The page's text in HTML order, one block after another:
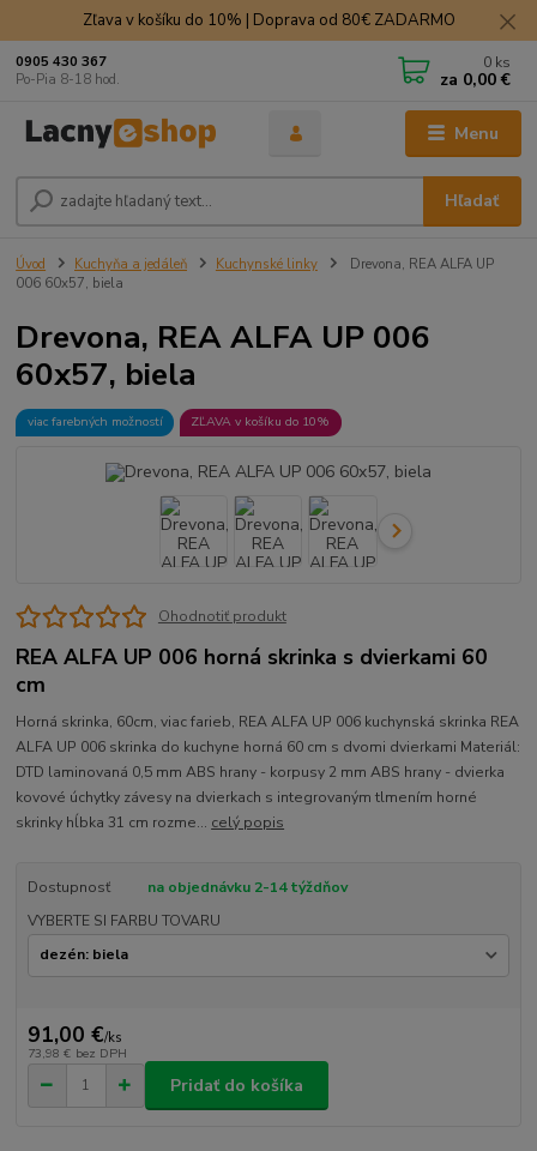
Zľava v košíku do 10% | Doprava od 80€ ZADARMO
Menu
Hľadať
0905 430 367
Po-Pia 8-18 hod.
0 ks
za 0,00 €
Úvod Kuchyňa a jedáleň Kuchynské linky
Drevona, REA ALFA UP
006 60x57, biela
Drevona, REA ALFA UP 006
60x57, biela
viac farebných možností ZĽAVA v košíku do 10%
Ohodnotiť produkt
REA ALFA UP 006 horná skrinka s dvierkami 60
cm
Horná skrinka, 60cm, viac farieb, REA ALFA UP 006 kuchynská skrinka REA
ALFA UP 006 skrinka do kuchyne horná 60 cm s dvomi dvierkami Materiál:
DTD laminovaná 0,5 mm ABS hrany - korpusy 2 mm ABS hrany - dvierka
kovové úchytky závesy na dvierkach s integrovaným tlmením horné
skrinky hĺbka 31 cm rozme... celý popis
Dostupnosť
na objednávku 2-14 týždňov
VYBERTE SI FARBU TOVARU
91,00 €/ks
73,98 € bez DPH
Pridať do košíka